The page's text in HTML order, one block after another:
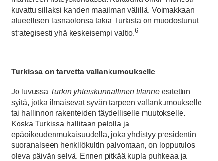
kuvattu sillaksi kahden maailman välillä. Voimakkaan
alueellisen läsnäolonsa takia Turkista on muodostunut
strategisesti yhä keskeisempi valtio.6
Turkissa on tarvetta vallankumoukselle
Jo luvussa Turkin yhteiskunnallinen tilanne esitettiin
syitä, jotka ilmaisevat syvän tarpeen vallankumoukselle
tai hallinnon rakenteiden täydelliselle muutokselle.
Koska Turkissa hallitaan pelolla ja
epäoikeudenmukaisuudella, joka yhdistyy presidentin
suoranaiseen henkilökultin palvontaan, on lopputulos
oleva päivän selvä. Ennen pitkää kupla puhkeaa ja